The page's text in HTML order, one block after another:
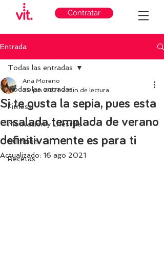
Contratar
Entrada
Todas las entradas
Fitness
Motivación y Lifestyle
Nutricion
Recetas
Todas las entradas
Si te gusta la sepia, pues esta
ensalada templada de verano
definitivamente es para ti
Ana Moreno
29 jun 2021 2 min de lectura
Actualizado: 16 ago 2021